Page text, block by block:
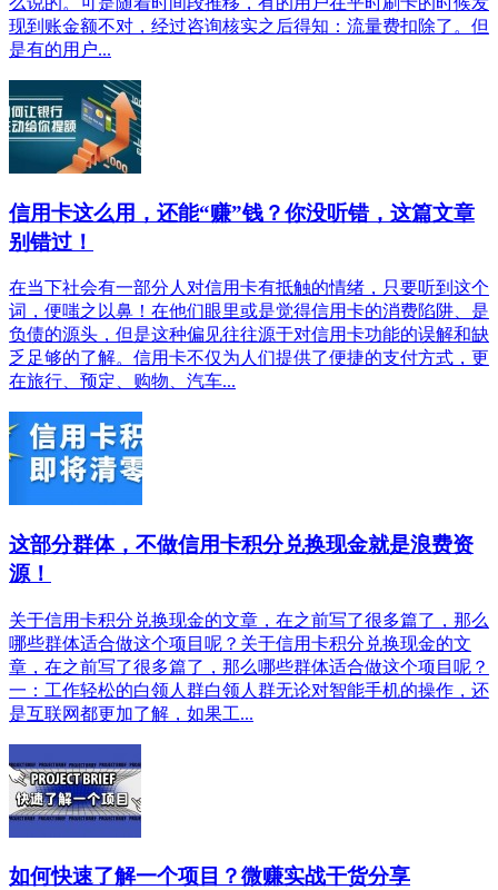
现到账金额不对，经过咨询核实之后得知：流量费扣除了。但
是有的用户...
信用卡这么用，还能“赚”钱？你没听错，这篇文章
别错过！
在当下社会有一部分人对信用卡有抵触的情绪，只要听到这个
词，便嗤之以鼻！在他们眼里或是觉得信用卡的消费陷阱、是
负债的源头，但是这种偏见往往源于对信用卡功能的误解和缺
乏足够的了解。信用卡不仅为人们提供了便捷的支付方式，更
在旅行、预定、购物、汽车...
这部分群体，不做信用卡积分兑换现金就是浪费资
源！
关于信用卡积分兑换现金的文章，在之前写了很多篇了，那么
哪些群体适合做这个项目呢？关于信用卡积分兑换现金的文
章，在之前写了很多篇了，那么哪些群体适合做这个项目呢？
一：工作轻松的白领人群白领人群无论对智能手机的操作，还
是互联网都更加了解，如果工...
如何快速了解一个项目？微赚实战干货分享